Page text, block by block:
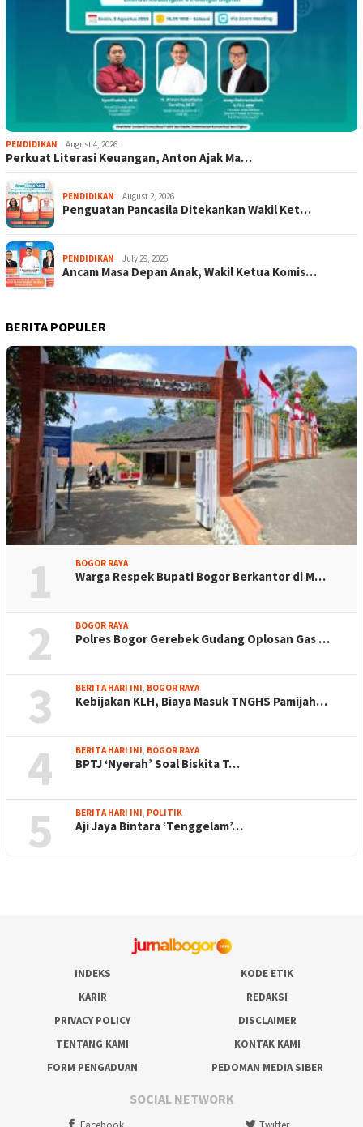
PENDIDIKAN August 4, 2026
Perkuat Literasi Keuangan, Anton Ajak Ma…
PENDIDIKAN August 2, 2026
Penguatan Pancasila Ditekankan Wakil Ket…
PENDIDIKAN July 29, 2026
Ancam Masa Depan Anak, Wakil Ketua Komis…
BERITA POPULER
1 BOGOR RAYA
Warga Respek Bupati Bogor Berkantor di M…
2 BOGOR RAYA
Polres Bogor Gerebek Gudang Oplosan Gas …
3 BERITA HARI INI BOGOR RAYA
Kebijakan KLH, Biaya Masuk TNGHS Pamijah…
4 BERITA HARI INI BOGOR RAYA
BPTJ ‘Nyerah’ Soal Biskita T…
5 BERITA HARI INI POLITIK
Aji Jaya Bintara ‘Tenggelam’…
INDEKS
KODE ETIK
KARIR
REDAKSI
PRIVACY POLICY
DISCLAIMER
TENTANG KAMI
KONTAK KAMI
FORM PENGADUAN
PEDOMAN MEDIA SIBER
SOCIAL NETWORK